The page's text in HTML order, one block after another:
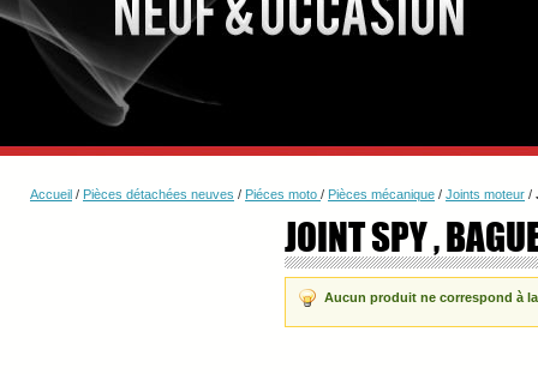
Accueil / Pièces détachées neuves / Piéces moto / Pièces mécanique / Joints moteur /
JOINT SPY ,
Aucun produit ne correspond à